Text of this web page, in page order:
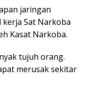
jaringan
Sat Narkoba
Kasat Narkoba.
tujuh orang.
merusak sekitar